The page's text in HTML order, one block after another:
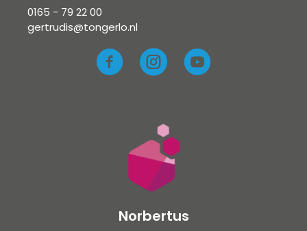
0165 - 79 22 00
gertrudis@tongerlo.nl
Norbertus